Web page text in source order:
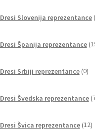
Dresi Slovenija reprezentance
Dresi Španija reprezentance
Dresi Srbiji reprezentance 0
Dresi Švedska reprezentance
Dresi Švica reprezentance 12